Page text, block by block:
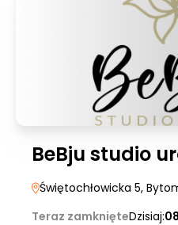
BeBju studio
Świętochłowicka 5,
Teraz zamknięteDzisiaj: